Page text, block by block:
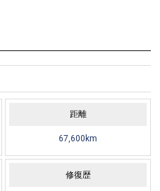
距離
67,600km
修復歴